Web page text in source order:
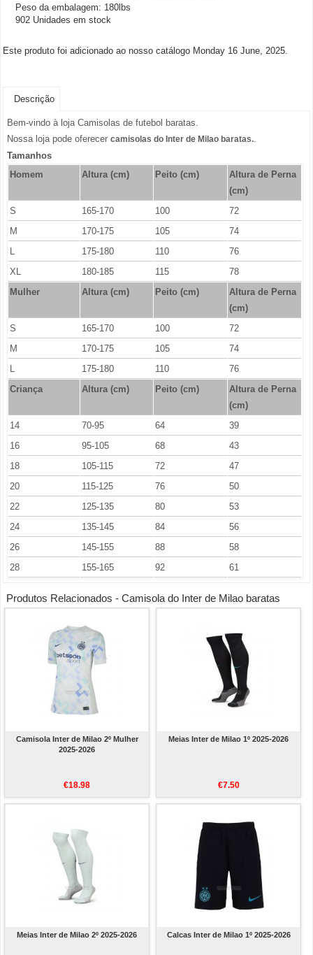
Peso da embalagem: 180lbs
902 Unidades em stock
Este produto foi adicionado ao nosso catálogo Monday 16 June, 2025.
Descrição
Bem-vindo à loja Camisolas de futebol baratas.
Nossa loja pode oferecer camisolas do Inter de Milao baratas.
Tamanhos
Homem
Altura (cm) Peito (cm)
Altura de Perna
(cm)
S
165-170 100
72
M
170-175 105
74
L
175-180 110
76
XL
180-185 115
78
Mulher
Altura (cm) Peito (cm)
Altura de Perna
(cm)
S
165-170 100
72
M
170-175 105
74
L
175-180 110
76
Criança
Altura (cm) Peito (cm)
Altura de Perna
(cm)
14
70-95 64
39
16
95-105 68
43
18
105-115 72
47
20
115-125 76
50
22
125-135 80
53
24
135-145 84
56
26
145-155 88
58
28
155-165 92 61
Produtos Relacionados - Camisola do Inter de Milao baratas
Camisola Inter de Milao 2º Mulher
2025-2026
€18.98
Meias Inter de Milao 1º 2025-2026
€7.50
Meias Inter de Milao 2º 2025-2026 Calcas Inter de Milao 1º 2025-2026